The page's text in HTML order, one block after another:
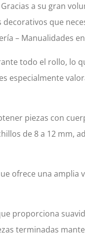
a su gran
que
– Manualidades
todo el rollo, lo
especialmente
piezas con
de 8 a 12 mm,
ofrece una amplia
proporciona
terminadas